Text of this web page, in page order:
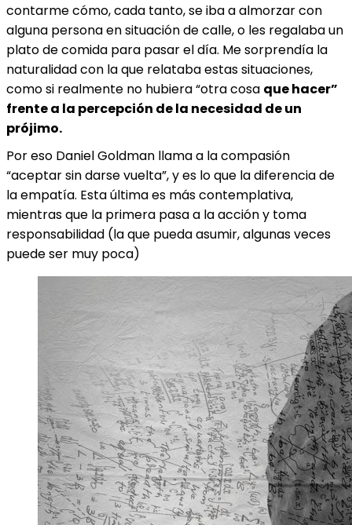
contarme cómo, cada tanto, se iba a almorzar con
alguna persona en situación de calle, o les regalaba un
plato de comida para pasar el día. Me sorprendía la
naturalidad con la que relataba estas situaciones,
como si realmente no hubiera “otra cosa que hacer”
frente a la percepción de la necesidad de un
prójimo.
Por eso Daniel Goldman llama a la compasión
“aceptar sin darse vuelta”, y es lo que la diferencia de
la empatía. Esta última es más contemplativa,
mientras que la primera pasa a la acción y toma
responsabilidad (la que pueda asumir, algunas veces
puede ser muy poca)